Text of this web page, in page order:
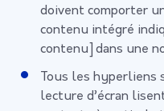
doivent comporter
contenu intégré
contenu] dans une
Tous les hyperliens
lecture d’écran